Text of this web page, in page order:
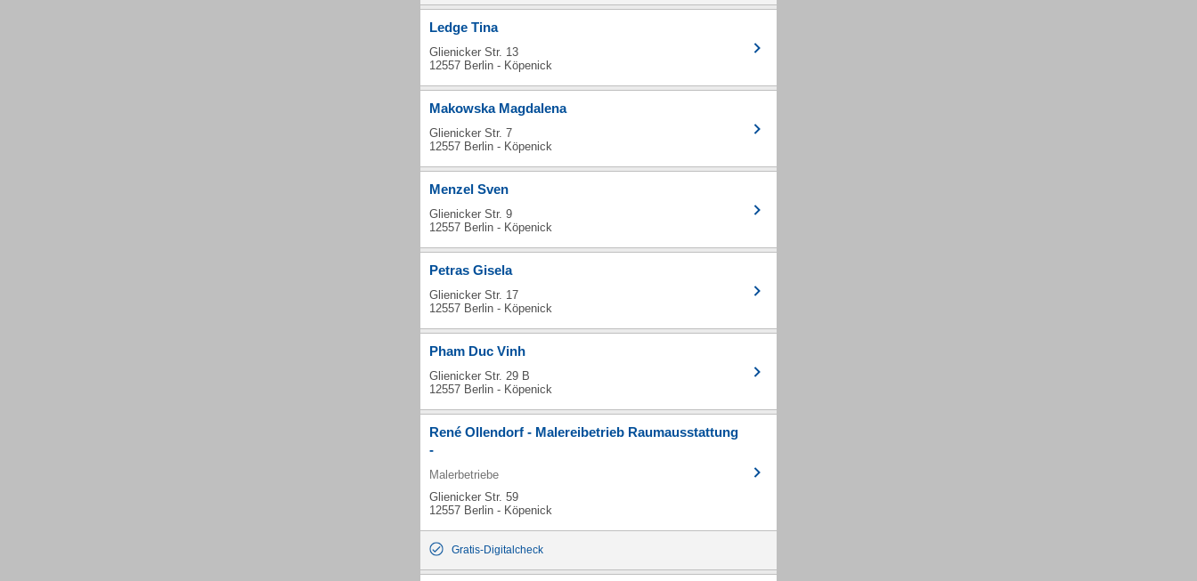
Ledge Tina
Glienicker Str. 13
12557 Berlin - Köpenick
Makowska Magdalena
Glienicker Str. 7
12557 Berlin - Köpenick
Menzel Sven
Glienicker Str. 9
12557 Berlin - Köpenick
Petras Gisela
Glienicker Str. 17
12557 Berlin - Köpenick
Pham Duc Vinh
Glienicker Str. 29 B
12557 Berlin - Köpenick
René Ollendorf - Malereibetrieb Raumausstattung
-
Malerbetriebe
Glienicker Str. 59
12557 Berlin - Köpenick
Gratis-Digitalcheck